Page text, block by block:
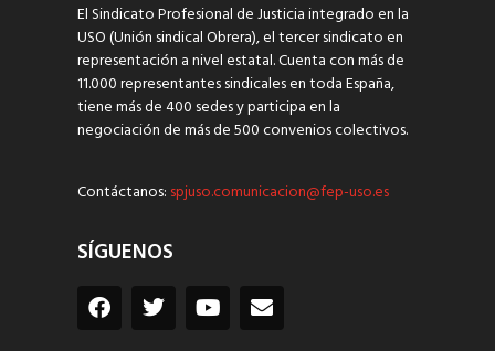
El Sindicato Profesional de Justicia integrado en la
USO (Unión sindical Obrera), el tercer sindicato en
representación a nivel estatal. Cuenta con más de
11.000 representantes sindicales en toda España,
tiene más de 400 sedes y participa en la
negociación de más de 500 convenios colectivos.
Contáctanos: spjuso.comunicacion@fep-uso.es
SÍGUENOS